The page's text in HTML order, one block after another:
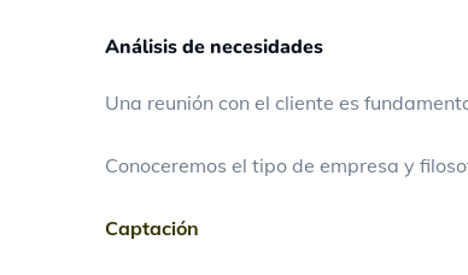
Análisis de necesidades
Una reunión con el cliente es
Conoceremos el tipo de empresa y
Captación